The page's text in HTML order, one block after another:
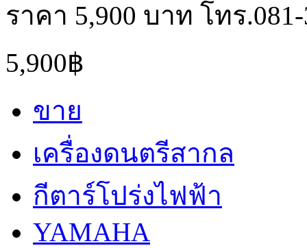
ราคา 5,900 บาท โทร.081-
5,900฿
ขาย
เครื่องดนตรีสากล
กีตาร์โปร่งไฟฟ้า
YAMAHA